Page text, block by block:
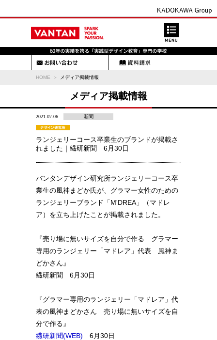
HOME メディア掲載情報
メディア掲載情報
2021.07.06 新聞
ランジェリーコース卒業生のブランドが掲載さ
れました｜繊研新聞 6月30日
バンタンデザイン研究所ランジェリーコース卒
業生の風神まどか氏が、グラマー女性のための
ランジェリーブランド「M'DREA」（マドレ
ア）を立ち上げたことが掲載されました。
『売り場に無いサイズを自分で作る グラマー
専用のランジェリー「マドレア」代表 風神ま
どかさん』
繊研新聞 6月30日
『グラマー専用のランジェリー「マドレア」代
表の風神まどかさん 売り場に無いサイズを自
分で作る』
繊研新聞(WEB) 6月30日